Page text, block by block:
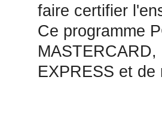
faire certifier
Ce programme
EXPRESS et